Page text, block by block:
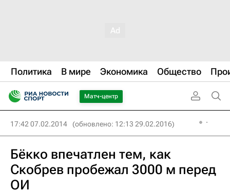
Политика В мире Экономика Общество
Матч-центр
17:42 07.02.2014 (обновлено: 12:13 29.02.2016)
Бёкко впечатлен тем, как
Скобрев пробежал 3000 м перед
ОИ